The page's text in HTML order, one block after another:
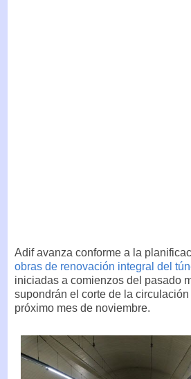
Adif avanza conforme a la
obras de renovación integral del
iniciadas a comienzos del pasado
supondrán el corte de la circulación
próximo mes de noviembre.